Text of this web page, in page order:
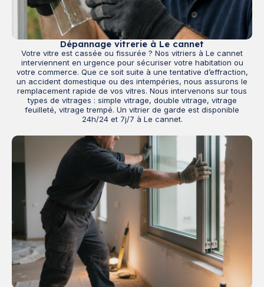
Dépannage vitrerie à Le cannet
Votre vitre est cassée ou fissurée ? Nos vitriers à Le cannet
interviennent en urgence pour sécuriser votre habitation ou
votre commerce. Que ce soit suite à une tentative d’effraction,
un accident domestique ou des intempéries, nous assurons le
remplacement rapide de vos vitres. Nous intervenons sur tous
types de vitrages : simple vitrage, double vitrage, vitrage
feuilleté, vitrage trempé. Un vitrier de garde est disponible
24h/24 et 7j/7 à Le cannet.